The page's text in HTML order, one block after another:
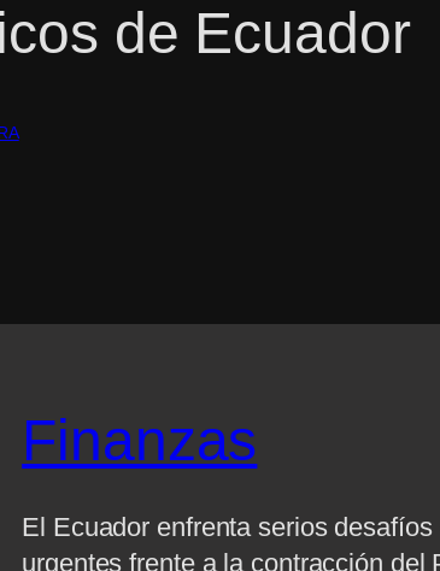
de Ecuador
Finanzas
El Ecuador enfrenta serios
urgentes frente a la contracción